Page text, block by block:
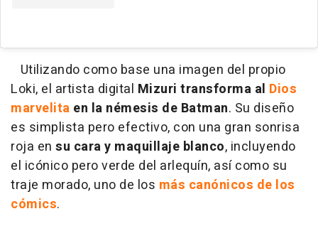
Utilizando como base una imagen del propio
Loki, el artista digital Mizuri transforma al Dios
marvelita en la némesis de Batman. Su diseño
es simplista pero efectivo, con una gran sonrisa
roja en su cara y maquillaje blanco, incluyendo
el icónico pero verde del arlequín, así como su
traje morado, uno de los más canónicos de los
cómics.